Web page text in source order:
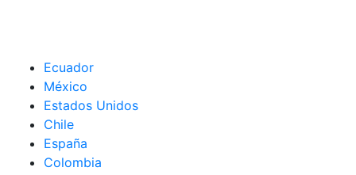
Ecuador
México
Estados Unidos
Chile
España
Colombia